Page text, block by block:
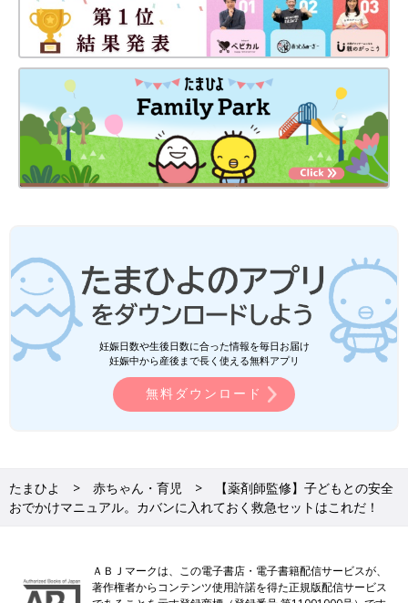
妊娠日数や生後日数に合った情報を毎日お届け
妊娠中から産後まで長く使える無料アプリ
無料ダウンロード
たまひよ 赤ちゃん・育児
【薬剤師監修】子どもとの安全
おでかけマニュアル。カバンに入れておく救急セットはこれだ！
ＡＢＪマークは、この電子書店・電子書籍配信サービスが、
著作権者からコンテンツ使用許諾を得た正規版配信サービス